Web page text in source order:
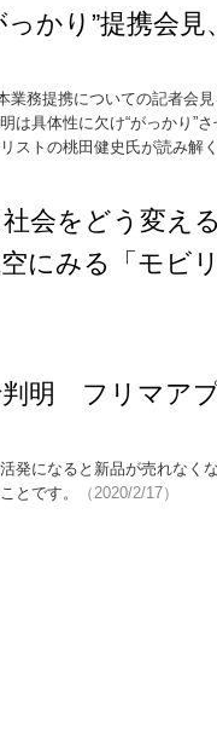
っかり”提携会
業務提携についての記者会
は具体性に欠け“がっかり”
ストの桃田健史氏が読み解
社会をどう変
にみる「モビ
判明 フリマア
発になると新品が売れなく
とです。
（2020/2/17）